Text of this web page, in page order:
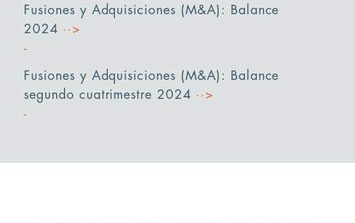
Fusiones y Adquisiciones (M&A): Balance
2024 ··>
Fusiones y Adquisiciones (M&A): Balance
segundo cuatrimestre 2024 ··>